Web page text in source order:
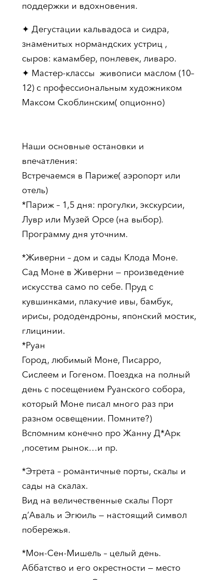
поддержки и вдохновения.
✦ Дегустации кальвадоса и сидра,
знаменитых нормандских устриц ,
сыров: камамбер, понлевек, ливаро.
✦ Мастер-классы живописи маслом (10–
12) с профессиональным художником
Максом Скоблинским( опционно)
Наши основные остановки и
впечатления:
Встречаемся в Париже( аэропорт или
отель)
*Париж – 1,5 дня: прогулки, экскурсии,
Лувр или Музей Орсе (на выбор).
Программу дня уточним.
*Живерни – дом и сады Клода Моне.
Сад Моне в Живерни — произведение
искусства само по себе. Пруд с
кувшинками, плакучие ивы, бамбук,
ирисы, рододендроны, японский мостик,
глицинии.
*Руан
Город, любимый Моне, Писарро,
Сислеем и Гогеном. Поездка на полный
день с посещением Руанского собора,
который Моне писал много раз при
разном освещении. Помните?)
Вспомним конечно про Жанну Д*Арк
,посетим рынок…и пр.
*Этрета – романтичные порты, скалы и
сады на скалах.
Вид на величественные скалы Порт
д’Аваль и Эгюиль — настоящий символ
побережья.
*Мон-Сен-Мишель – целый день.
Аббатство и его окрестности — место